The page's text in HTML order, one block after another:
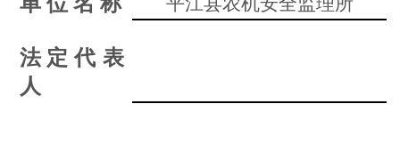
法 定代表
人